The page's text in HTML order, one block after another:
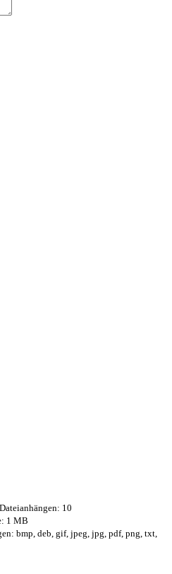
10
1 MB
bmp, deb, gif, jpeg, jpg, pdf, png, txt,